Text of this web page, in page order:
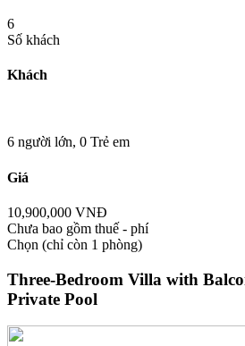
6
Số khách
Khách
6 người lớn, 0 Trẻ em
Giá
10,900,000 VNĐ
Chưa bao gồm thuế - phí
Chọn (chỉ còn 1 phòng)
Three-Bedroom Villa with
Private Pool